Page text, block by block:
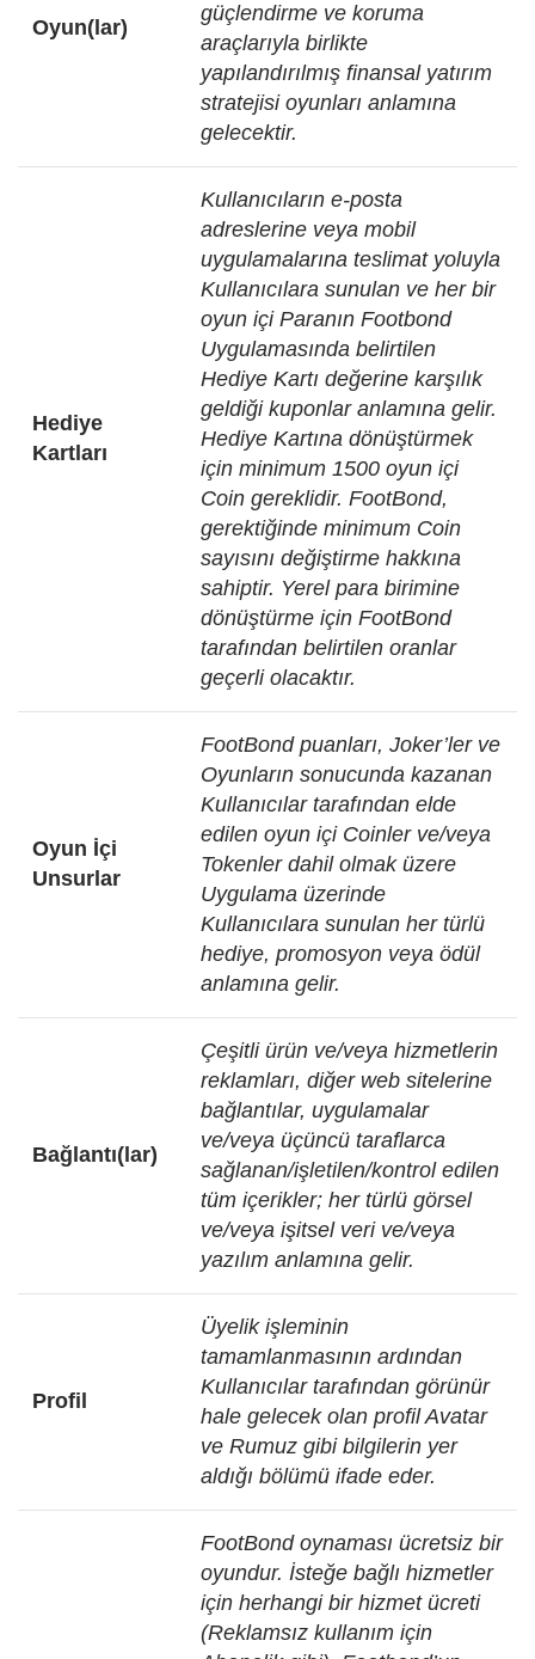
Oyun(lar)
güçlendirme ve koruma
araçlarıyla birlikte
yapılandırılmış finansal yatırım
stratejisi oyunları anlamına
gelecektir.
Hediye
Kartları
Kullanıcıların e-posta
adreslerine veya mobil
uygulamalarına teslimat yoluyla
Kullanıcılara sunulan ve her bir
oyun içi Paranın Footbond
Uygulamasında belirtilen
Hediye Kartı değerine karşılık
geldiği kuponlar anlamına gelir.
Hediye Kartına dönüştürmek
için minimum 1500 oyun içi
Coin gereklidir. FootBond,
gerektiğinde minimum Coin
sayısını değiştirme hakkına
sahiptir. Yerel para birimine
dönüştürme için FootBond
tarafından belirtilen oranlar
geçerli olacaktır.
Oyun İçi
Unsurlar
FootBond puanları, Joker’ler ve
Oyunların sonucunda kazanan
Kullanıcılar tarafından elde
edilen oyun içi Coinler ve/veya
Tokenler dahil olmak üzere
Uygulama üzerinde
Kullanıcılara sunulan her türlü
hediye, promosyon veya ödül
anlamına gelir.
Bağlantı(lar)
Çeşitli ürün ve/veya hizmetlerin
reklamları, diğer web sitelerine
bağlantılar, uygulamalar
ve/veya üçüncü taraflarca
sağlanan/işletilen/kontrol edilen
tüm içerikler; her türlü görsel
ve/veya işitsel veri ve/veya
yazılım anlamına gelir.
Profil
Üyelik işleminin
tamamlanmasının ardından
Kullanıcılar tarafından görünür
hale gelecek olan profil Avatar
ve Rumuz gibi bilgilerin yer
aldığı bölümü ifade eder.
FootBond oynaması ücretsiz bir
oyundur. İsteğe bağlı hizmetler
için herhangi bir hizmet ücreti
(Reklamsız kullanım için